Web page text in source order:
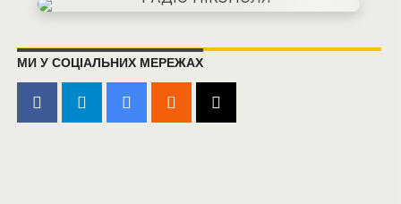
МИ У СОЦІАЛЬНИХ МЕРЕЖАХ